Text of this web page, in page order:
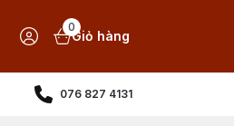
0
Giỏ hàng
076 827 4131